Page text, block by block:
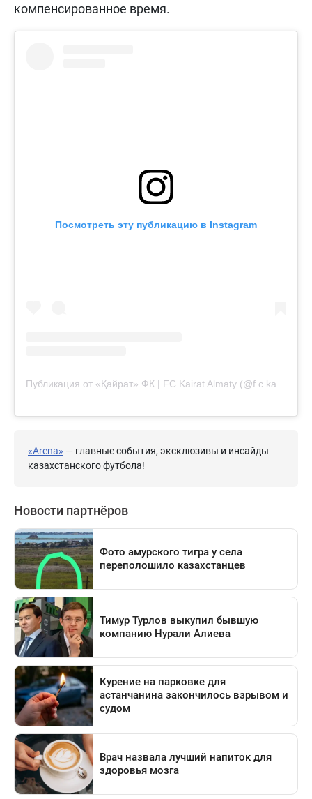
компенсированное время.
Посмотреть эту публикацию в Instagram
«Arena» — главные события, эксклюзивы и инсайды
казахстанского футбола!